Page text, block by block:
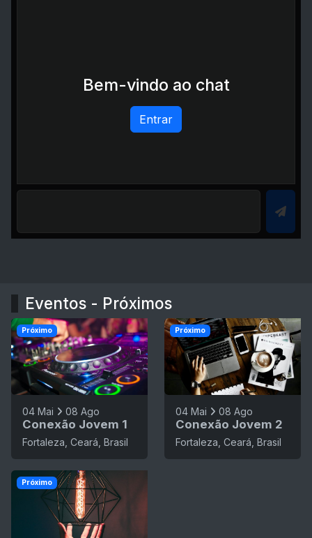
Bem-vindo ao chat
Entrar
Eventos - Próximos
04 Mai 08 Ago
Conexão Jovem 1
Fortaleza, Ceará, Brasil
Próximo
04 Mai 08 Ago
Conexão Jovem 2
Fortaleza, Ceará, Brasil
Próximo
Próximo